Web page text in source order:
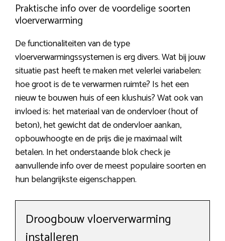
Praktische info over de voordelige soorten
vloerverwarming
De functionaliteiten van de type
vloerverwarmingssystemen is erg divers. Wat bij jouw
situatie past heeft te maken met velerlei variabelen:
hoe groot is de te verwarmen ruimte? Is het een
nieuw te bouwen huis of een klushuis? Wat ook van
invloed is: het materiaal van de ondervloer (hout of
beton), het gewicht dat de ondervloer aankan,
opbouwhoogte en de prijs die je maximaal wilt
betalen. In het onderstaande blok check je
aanvullende info over de meest populaire soorten en
hun belangrijkste eigenschappen.
Droogbouw vloerverwarming